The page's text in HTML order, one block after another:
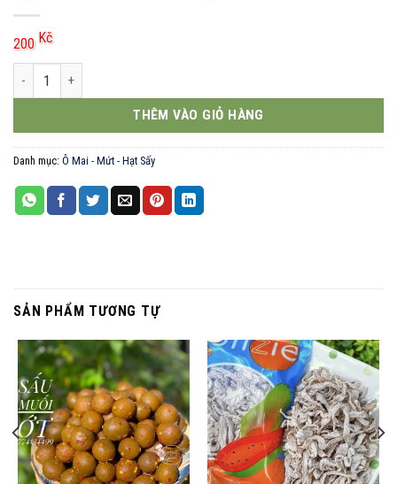
200 Kč
Ngô tím xóc mắm ớt 500g số lượng
THÊM VÀO GIỎ HÀNG
Danh mục: Ô Mai - Mứt - Hạt Sấy
SẢN PHẨM TƯƠNG TỰ